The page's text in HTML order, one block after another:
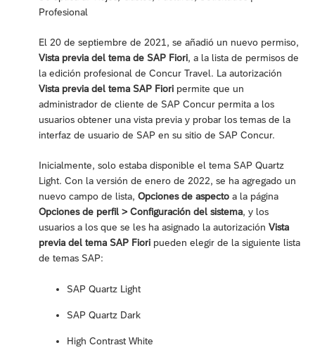
Profesional
El 20 de septiembre de 2021, se añadió un nuevo permiso,
Vista previa del tema de SAP Fiori, a la lista de permisos de
la edición profesional de Concur Travel. La autorización
Vista previa del tema SAP Fiori permite que un
administrador de cliente de SAP Concur permita a los
usuarios obtener una vista previa y probar los temas de la
interfaz de usuario de SAP en su sitio de SAP Concur.
Inicialmente, solo estaba disponible el tema SAP Quartz
Light. Con la versión de enero de 2022, se ha agregado un
nuevo campo de lista, Opciones de aspecto a la página
Opciones de perfil > Configuración del sistema, y los
usuarios a los que se les ha asignado la autorización Vista
previa del tema SAP Fiori pueden elegir de la siguiente lista
de temas SAP:
SAP Quartz Light
SAP Quartz Dark
High Contrast White